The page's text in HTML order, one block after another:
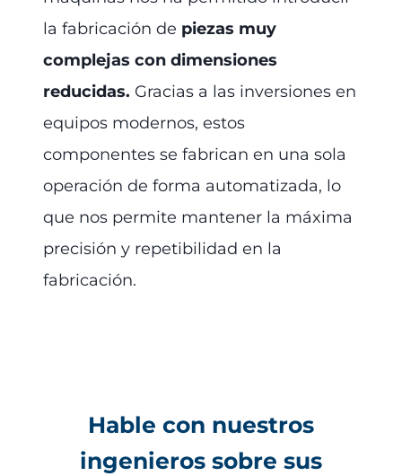
la fabricación de piezas muy
complejas con dimensiones
reducidas. Gracias a las inversiones en
equipos modernos, estos
componentes se fabrican en una sola
operación de forma automatizada, lo
que nos permite mantener la máxima
precisión y repetibilidad en la
fabricación.
Hable con nuestros
ingenieros sobre sus